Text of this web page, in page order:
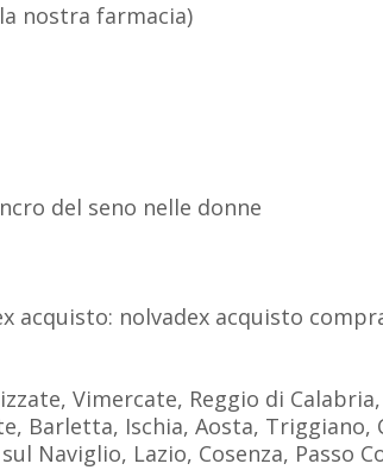
nostra farmacia)
del seno nelle donne
acquisto: nolvadex acquisto
Vimercate, Reggio di
Barletta, Ischia, Aosta, Triggiano,
Naviglio, Lazio, Cosenza, Passo